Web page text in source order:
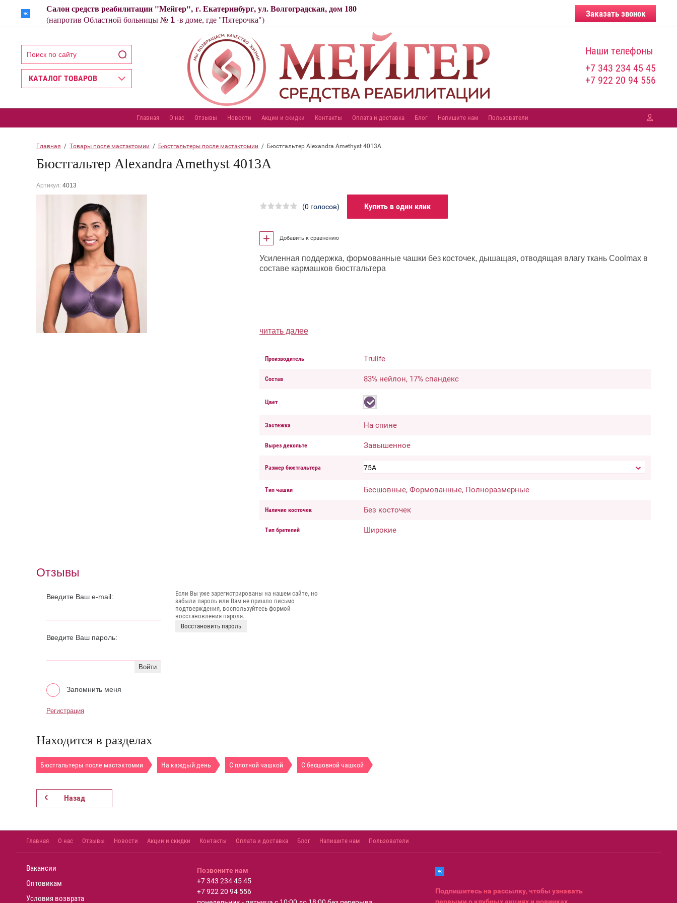
НазадСалон средств реабилитации "Мейгер", г. Екатеринбург, ул. Волгоградская, дом 180
(напротив Областной больницы № 1 -в доме, где "Пятерочка")
Заказать звонок
КАТАЛОГ ТОВАРОВ
Наши телефоны
+7 343 234 45 45
+7 922 20 94 556
Главная О нас Отзывы Новости Акции и скидки Контакты Оплата и доставка Блог Напишите нам Пользователи
Главная
  /
Товары после мастэктомии
  /
Бюстгальтеры после мастэктомии
  /  Бюстгальтер Alexandra Amethyst 4013A
Бюстгальтер Alexandra Amethyst 4013A
Артикул: 4013
(0 голосов) Купить в один клик
Добавить к сравнению
Усиленная поддержка, формованные чашки без косточек, дышащая, отводящая влагу ткань Coolmax в
составе кармашков бюстгальтера
читать далее
Производитель Trulife
Состав 83% нейлон, 17% спандекс
Цвет
Застежка На спине
Вырез декольте Завышенное
Размер бюстгальтера 75A
Тип чашки Бесшовные, Формованные, Полноразмерные
Наличие косточек Без косточек
Тип бретелей Широкие
Отзывы
Введите Ваш e-mail:
Введите Ваш пароль:
Войти
Запомнить меня
Регистрация
Если Вы уже зарегистрированы на нашем сайте, но
забыли пароль или Вам не пришло письмо
подтверждения, воспользуйтесь формой
восстановления пароля.
Восстановить пароль
Находится в разделах
Бюстгальтеры после мастэктомии На каждый день С плотной чашкой С бесшовной чашкой
Назад
Главная О нас Отзывы Новости Акции и скидки Контакты Оплата и доставка Блог Напишите нам Пользователи
Вакансии
Оптовикам
Условия возврата
Позвоните нам
+7 343 234 45 45
+7 922 20 94 556
Подпишитесь на рассылку, чтобы узнавать